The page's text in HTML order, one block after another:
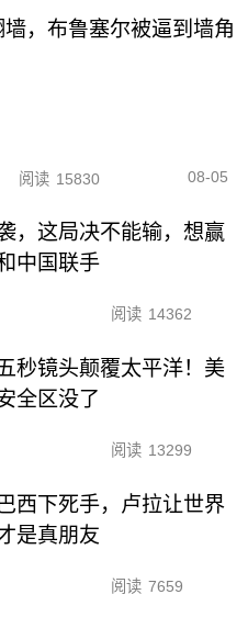
，布鲁塞尔被逼到墙角
阅读 15830 08-05
，这局决不能输，想赢
中国联手
阅读 14362
秒镜头颠覆太平洋！美
全区没了
阅读 13299
西下死手，卢拉让世界
是真朋友
阅读 7659